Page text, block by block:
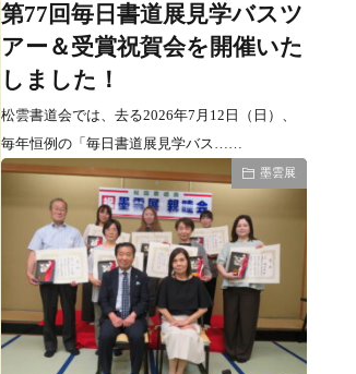
第77回毎日書道展見学バスツ
アー＆受賞祝賀会を開催いた
しました！
松雲書道会では、去る2026年7月12日（日）、
毎年恒例の「毎日書道展見学バス……
墨雲展